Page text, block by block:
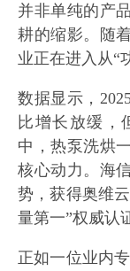
并非单纯的产
耕的缩影。随
业正在进入从“
数据显示，
比增长放缓，
中，热泵洗烘
核心动力。海
势，获得奥维
量第一”权威认
正如一位业内